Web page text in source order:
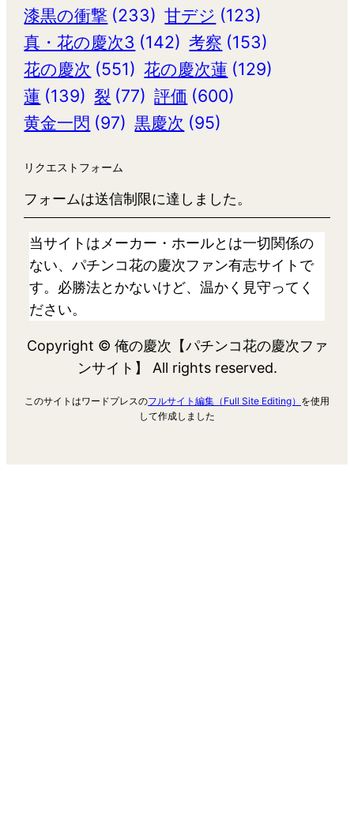
漆黒の衝撃 (233) 甘デジ (123)
真・花の慶次3 (142) 考察 (153)
花の慶次 (551) 花の慶次蓮 (129)
蓮 (139) 裂 (77) 評価 (600)
黄金一閃 (97) 黒慶次 (95)
リクエストフォーム
フォームは送信制限に達しました。
当サイトはメーカー・ホールとは一切関係の
ない、パチンコ花の慶次ファン有志サイトで
す。必勝法とかないけど、温かく見守ってく
ださい。
Copyright © 俺の慶次【パチンコ花の慶次ファ
ンサイト】 All rights reserved.
このサイトはワードプレスのフルサイト編集（Full Site Editing） を使用
して作成しました